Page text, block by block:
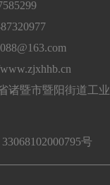
诸暨市暨阳街道工
号